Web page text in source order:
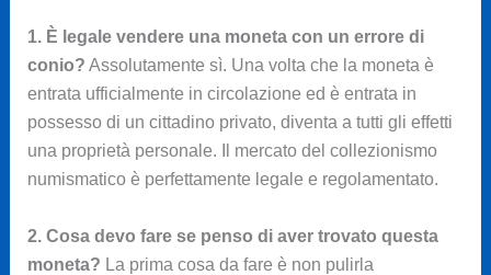
1. È legale vendere una moneta con un errore di
conio? Assolutamente sì. Una volta che la moneta è
entrata ufficialmente in circolazione ed è entrata in
possesso di un cittadino privato, diventa a tutti gli effetti
una proprietà personale. Il mercato del collezionismo
numismatico è perfettamente legale e regolamentato.
2. Cosa devo fare se penso di aver trovato questa
moneta? La prima cosa da fare è non pulirla